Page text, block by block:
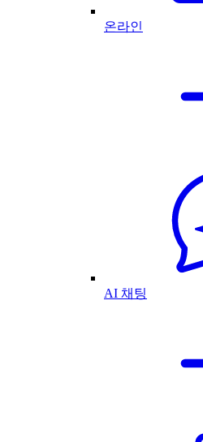
온라인
AI 채팅